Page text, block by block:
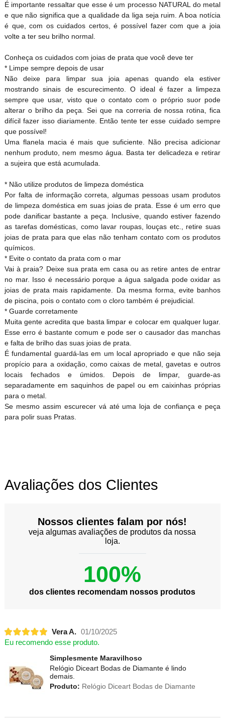
É importante ressaltar que esse é um processo NATURAL do metal
e que não significa que a qualidade da liga seja ruim. A boa notícia
é que, com os cuidados certos, é possível fazer com que a joia
volte a ter seu brilho normal.
Conheça os cuidados com joias de prata que você deve ter
* Limpe sempre depois de usar
Não deixe para limpar sua joia apenas quando ela estiver
mostrando sinais de escurecimento. O ideal é fazer a limpeza
sempre que usar, visto que o contato com o próprio suor pode
alterar o brilho da peça. Sei que na correria de nossa rotina, fica
difícil fazer isso diariamente. Então tente ter esse cuidado sempre
que possível!
Uma flanela macia é mais que suficiente. Não precisa adicionar
nenhum produto, nem mesmo água. Basta ter delicadeza e retirar
a sujeira que está acumulada.
* Não utilize produtos de limpeza doméstica
Por falta de informação correta, algumas pessoas usam produtos
de limpeza doméstica em suas joias de prata. Esse é um erro que
pode danificar bastante a peça. Inclusive, quando estiver fazendo
as tarefas domésticas, como lavar roupas, louças etc., retire suas
joias de prata para que elas não tenham contato com os produtos
químicos.
* Evite o contato da prata com o mar
Vai à praia? Deixe sua prata em casa ou as retire antes de entrar
no mar. Isso é necessário porque a água salgada pode oxidar as
joias de prata mais rapidamente. Da mesma forma, evite banhos
de piscina, pois o contato com o cloro também é prejudicial.
* Guarde corretamente
Muita gente acredita que basta limpar e colocar em qualquer lugar.
Esse erro é bastante comum e pode ser o causador das manchas
e falta de brilho das suas joias de prata.
É fundamental guardá-las em um local apropriado e que não seja
propício para a oxidação, como caixas de metal, gavetas e outros
locais fechados e úmidos. Depois de limpar, guarde-as
separadamente em saquinhos de papel ou em caixinhas próprias
para o metal.
Se mesmo assim escurecer vá até uma loja de confiança e peça
para polir suas Pratas.
Avaliações dos Clientes
Nossos clientes falam por nós!
veja algumas avaliações de produtos da nossa
loja.
100%
dos clientes recomendam nossos produtos
Vera A. 01/10/2025
Eu recomendo esse produto.
Simplesmente Maravilhoso
Relógio Diceart Bodas de Diamante é lindo
demais.
Produto: Relógio Diceart Bodas de Diamante